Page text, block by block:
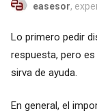
easesor,
Lo primero pedir
respuesta, pero
sirva de ayuda.
En general, el